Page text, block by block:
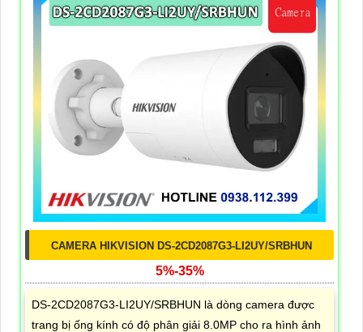
CAMERA HIKVISION DS-2CD2087G3-LI2UY/SRBHUN
5%-35%
DS-2CD2087G3-LI2UY/SRBHUN là dòng camera được
trang bị ống kính có độ phân giải 8.0MP cho ra hình ảnh